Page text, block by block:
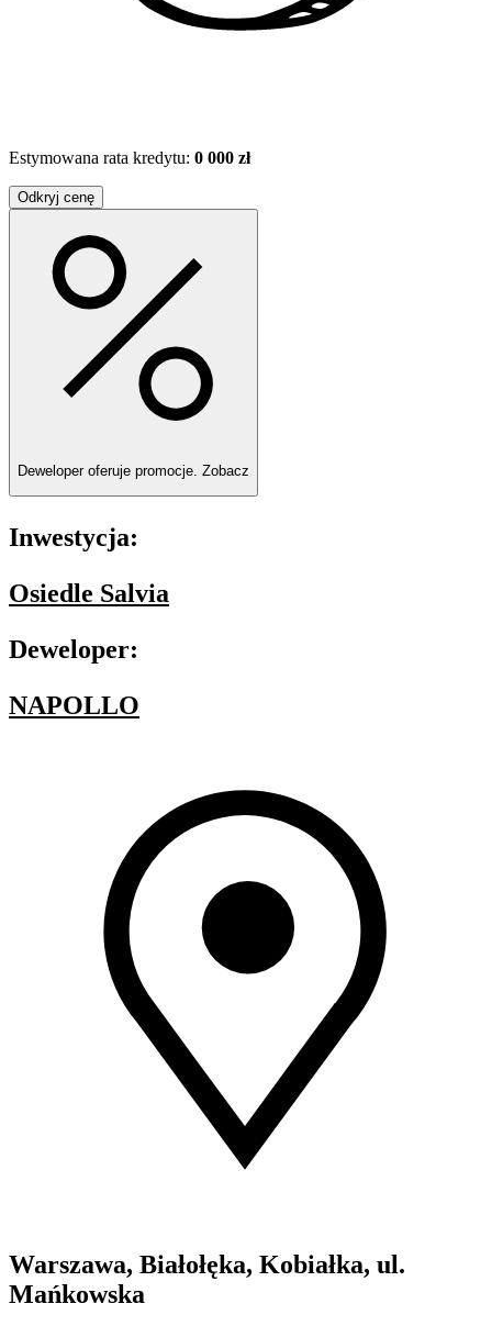
Estymowana rata kredytu: 0 000 zł
Odkryj cenę
Deweloper oferuje promocje. Zobacz
Inwestycja:
Osiedle Salvia
Deweloper:
NAPOLLO
Warszawa, Białołęka, Kobiałka, ul.
Mańkowska